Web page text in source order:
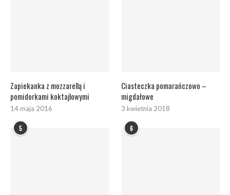
Zapiekanka z mozzarellą i
pomidorkami koktajlowymi
14 maja 2016
Ciasteczka pomarańczowo –
migdałowe
3 kwietnia 2018
5 6